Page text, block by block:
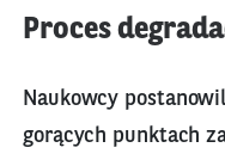
Proces
Naukowcy
gorących punktach